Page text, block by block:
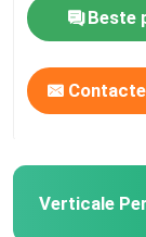
Beste
Verticale